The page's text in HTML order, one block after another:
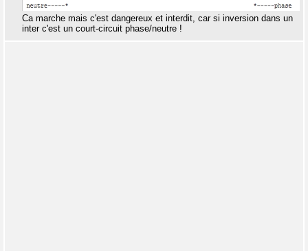
Ca marche mais c'est dangereux et interdit, car si inversion dans un
inter c'est un court-circuit phase/neutre !